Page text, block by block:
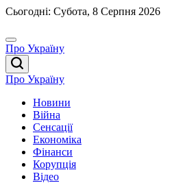
Перейти
вмісту
Сьогодні: Субота, 8 Серпня 2026
Про Україну
Про Україну
Новини
Війна
Сенсації
Економіка
Фінанси
Корупція
Відео